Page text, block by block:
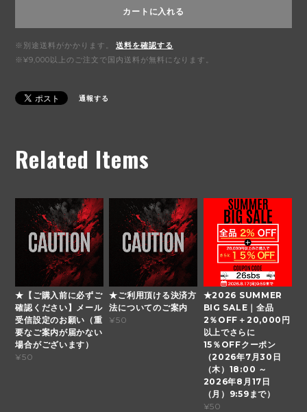
カートに入れる
※別途送料がかかります。
送料を確認する
※¥9,000以上のご注文で国内送料が無料になります。
通報する
Related Items
★【ご購入前に必ずご
確認ください】メール
受信設定のお願い（重
要なご案内が届かない
場合がございます）
¥50
★ご利用頂ける決済方
法についてのご案内
¥50
★2026 SUMMER
BIG SALE｜全品
2％OFF＋20,000円
以上でさらに
15％OFFクーポン
（2026年7月30日
（木）18:00 ～
2026年8月17日
（月）9:59まで）
¥50